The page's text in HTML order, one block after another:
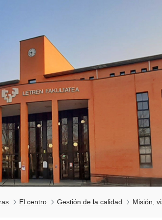
El centro Gestión de la calidad Misión,